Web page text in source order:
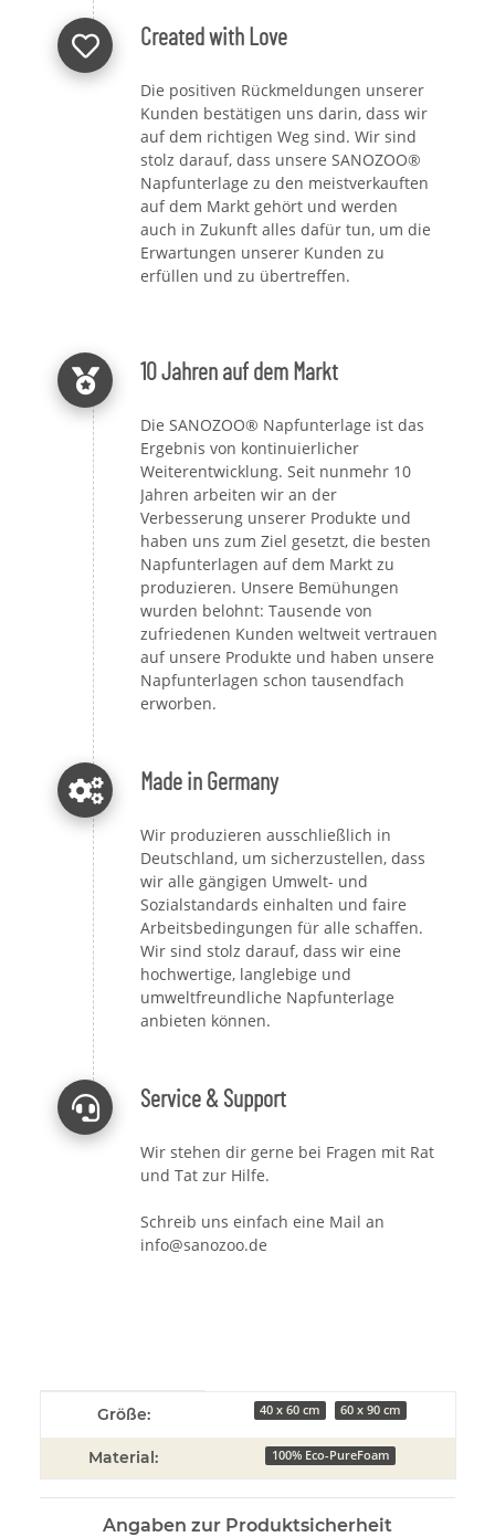
Created with Love
Die positiven Rückmeldungen unserer
Kunden bestätigen uns darin, dass wir
auf dem richtigen Weg sind. Wir sind
stolz darauf, dass unsere SANOZOO®
Napfunterlage zu den meistverkauften
auf dem Markt gehört und werden
auch in Zukunft alles dafür tun, um die
Erwartungen unserer Kunden zu
erfüllen und zu übertreffen.
10 Jahren auf dem Markt
Die SANOZOO® Napfunterlage ist das
Ergebnis von kontinuierlicher
Weiterentwicklung. Seit nunmehr 10
Jahren arbeiten wir an der
Verbesserung unserer Produkte und
haben uns zum Ziel gesetzt, die besten
Napfunterlagen auf dem Markt zu
produzieren. Unsere Bemühungen
wurden belohnt: Tausende von
zufriedenen Kunden weltweit vertrauen
auf unsere Produkte und haben unsere
Napfunterlagen schon tausendfach
erworben.
Made in Germany
Wir produzieren ausschließlich in
Deutschland, um sicherzustellen, dass
wir alle gängigen Umwelt- und
Sozialstandards einhalten und faire
Arbeitsbedingungen für alle schaffen.
Wir sind stolz darauf, dass wir eine
hochwertige, langlebige und
umweltfreundliche Napfunterlage
anbieten können.
Service & Support
Wir stehen dir gerne bei Fragen mit Rat
und Tat zur Hilfe.
Schreib uns einfach eine Mail an
info@sanozoo.de
Produkteigenschaft
Größe: 40 x 60 cm 60 x 90 cm
Material: 100% Eco-PureFoam
Angaben zur Produktsicherheit